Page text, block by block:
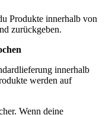
Produkte innerhalb von
zurückgeben.
innerhalb
werden auf
Wenn deine